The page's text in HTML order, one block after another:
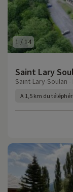
1 /14
Saint Lary
Saint-Lary-Soulan
A 1,5 km du